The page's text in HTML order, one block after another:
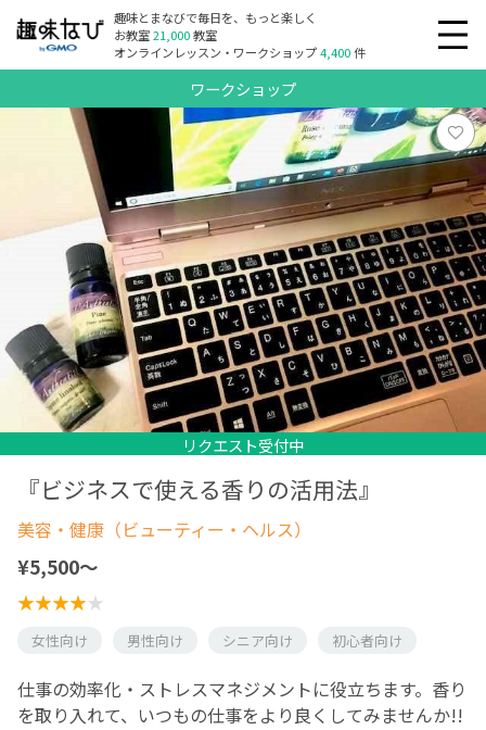
趣味とまなびで毎日を、もっと楽しく
お教室21,000教室
オンラインレッスン・ワークショップ4,400件
ワークショップ
リクエスト受付中
リクエスト受付中
『ビジネスで使える香りの活用法』
美容・健康（ビューティー・ヘルス）
¥5,500〜
女性向け 男性向け シニア向け 初心者向け
仕事の効率化・ストレスマネジメントに役立ちます。香り
を取り入れて、いつもの仕事をより良くしてみませんか!!